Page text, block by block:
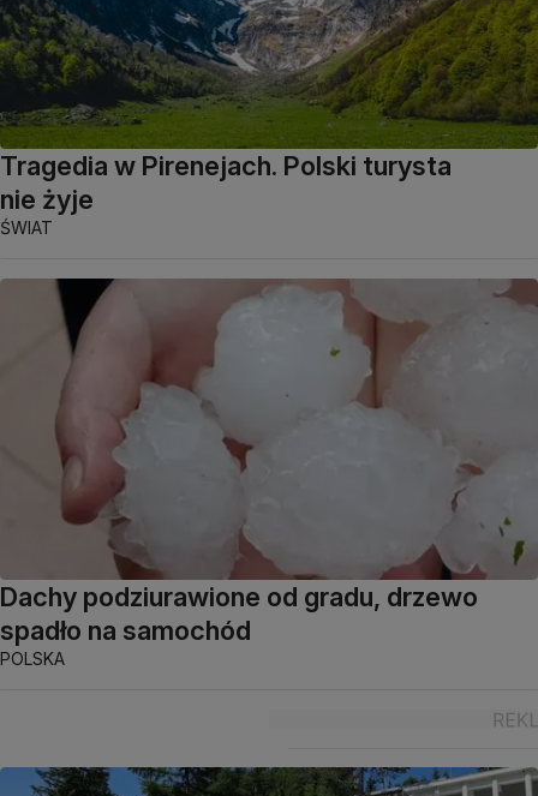
Tragedia w Pirenejach. Polski turysta
nie żyje
ŚWIAT
Dachy podziurawione od gradu, drzewo
spadło na samochód
POLSKA